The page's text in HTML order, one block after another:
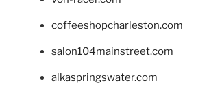
coffeeshopcharleston.com
salon104mainstreet.com
alkaspringswater.com